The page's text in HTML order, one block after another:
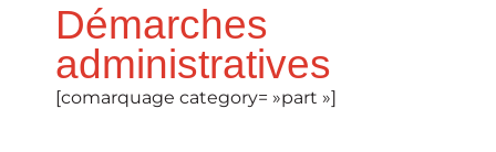
Démarches
administratives
[comarquage category= »part »]